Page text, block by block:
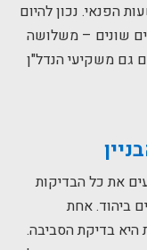
הפנאי. נכון להיום
שונים – משלושה
גם משקיעי הנדל"ן
את כל הבדיקות
ביהוד. אחת
בדיקת הסביבה.